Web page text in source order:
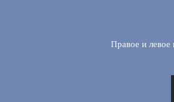
Правое и